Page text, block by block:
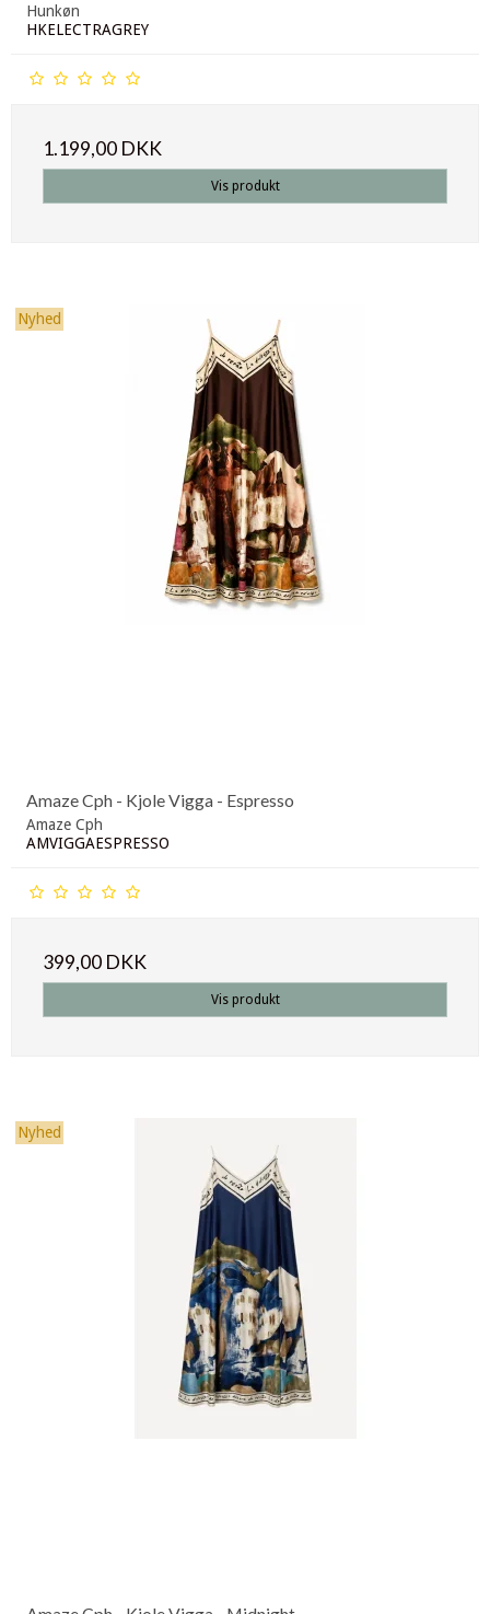
Hunkøn
HKELECTRAGREY
1.199,00 DKK
Vis produkt
Nyhed
Amaze Cph - Kjole Vigga - Espresso
Amaze Cph
AMVIGGAESPRESSO
399,00 DKK
Vis produkt
Nyhed